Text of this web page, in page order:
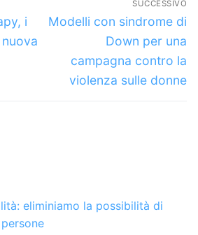
i
SUCCESSIVO
Articolo
successivo:
Modelli con sindrome di
Down per una
campagna contro la
violenza sulle donne
eliminiamo la possibilità di